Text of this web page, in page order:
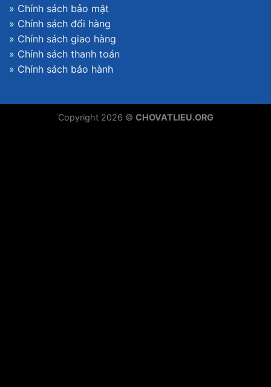
» Chính sách bảo mật
» Chính sách đổi hàng
» Chính sách giao hàng
» Chính sách thanh toán
» Chính sách bảo hành
Copyright 2026 © CHOVATLIEU.ORG